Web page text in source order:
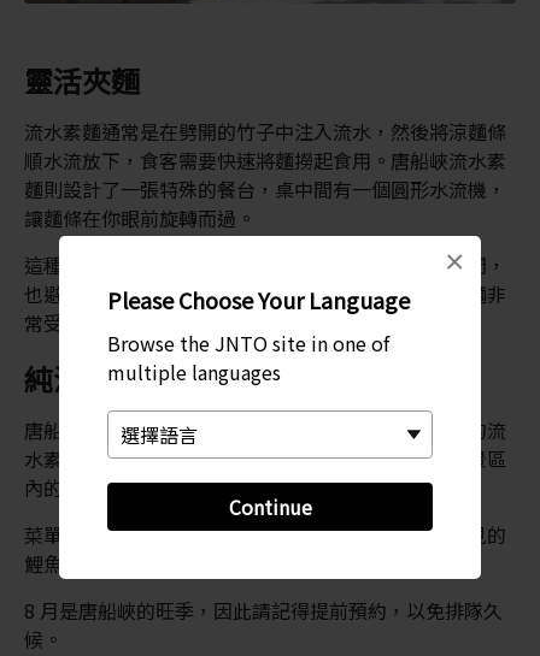
Please Choose Your Language
Browse the JNTO site in one of
multiple languages
Continue
×
靈活夾麵
流水素麵通常是在劈開的竹子中注入流水，然後將涼麵條
順水流放下，食客需要快速將麵撈起食用。唐船峽流水素
麵則設計了一張特殊的餐台，桌中間有一個圓形水流機，
讓麵條在你眼前旋轉而過。
這種創新方法能縮短等待下一批麵條流到你面前的時間，
也避免由於不善用筷子而錯過麵條的尷尬。這裡的素麵非
常受歡迎，已成為
遊客全年必遊的景點。
純淨泉水
唐船峽的天然泉水名列平成日本百大之一，更讓這裡的流
水素麵別具獨特風味。在清澈池塘內暢游的魚兒，和景區
內的小神社，構成一幅美麗的景致。
菜單上還提供美味的烤魚，除了鱒魚，還有一種很少見的
鯉魚，與冰涼的麵條完美配搭。
8 月是唐船峽的旺季，因此請記得提前預約，以免排隊久
候。